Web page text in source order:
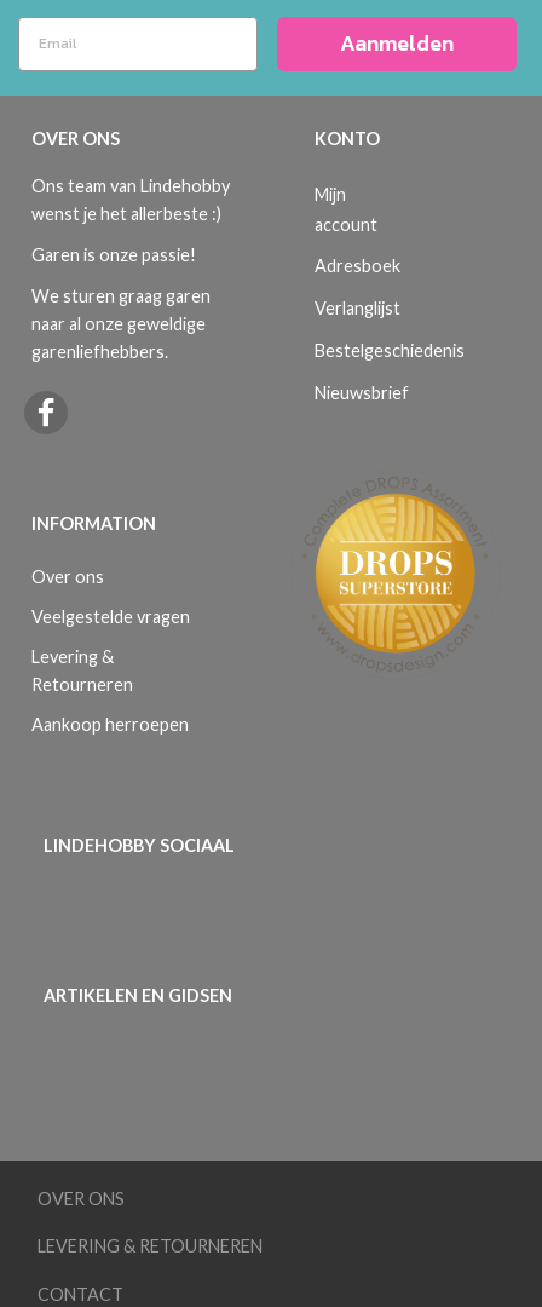
Aanmelden
OVER ONS
Ons team van Lindehobby
wenst je het allerbeste :)
Garen is onze passie!
We sturen graag garen
naar al onze geweldige
garenliefhebbers.
INFORMATION
Over ons
Veelgestelde vragen
Levering &
Retourneren
Aankoop herroepen
KONTO
Mijn
account
Adresboek
Verlanglijst
Bestelgeschiedenis
Nieuwsbrief
LINDEHOBBY SOCIAAL
ARTIKELEN EN GIDSEN
OVER ONS
LEVERING & RETOURNEREN
CONTACT